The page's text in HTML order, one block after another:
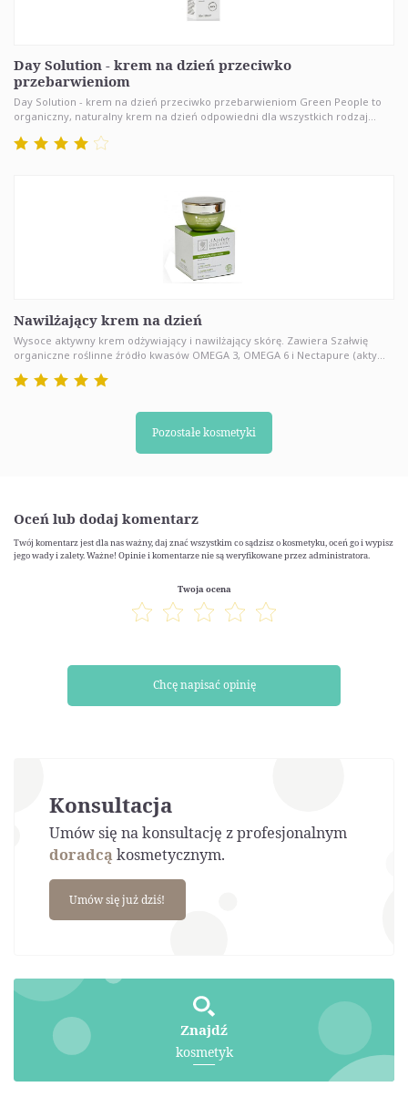
Day Solution - krem na dzień przeciwko
przebarwieniom
Day Solution - krem na dzień przeciwko przebarwieniom Green People to
organiczny, naturalny krem na dzień odpowiedni dla wszystkich rodzaj...
Nawilżający krem na dzień
Wysoce aktywny krem odżywiający i nawilżający skórę. Zawiera Szałwię
organiczne roślinne źródło kwasów OMEGA 3, OMEGA 6 i Nectapure (akty...
Pozostałe kosmetyki
Oceń lub dodaj komentarz
Twój komentarz jest dla nas ważny, daj znać wszystkim co sądzisz o kosmetyku, oceń go i wypisz
jego wady i zalety. Ważne! Opinie i komentarze nie są weryfikowane przez administratora.
Twoja ocena
Chcę napisać opinię
Konsultacja
Umów się na konsultację z profesjonalnym
doradcąkosmetycznym.
Umów się już dziś!
Znajdź
kosmetyk